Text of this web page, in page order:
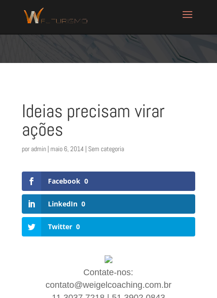
Ideias precisam virar
ações
por admin| maio 6, 2014 | Sem categoria
Facebook 0
LinkedIn 0
Twitter 0
Contate-nos:
contato@weigelcoaching.com.br